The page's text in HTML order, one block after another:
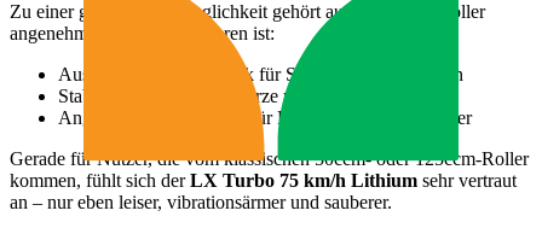
Zu einer guten Alltagstauglichkeit gehört auch, dass der Roller
angenehm und sicher zu fahren ist:
Ausgewogenes Fahrwerk für Stadt- und Landstraßen
Stabile Straßenlage für kurze und mittlere Distanzen
Angenehme Sitzposition für Pendler und Alltagsfahrer
Gerade für Nutzer, die vom klassischen 50ccm- oder 125ccm-Roller
kommen, fühlt sich derLX Turbo 75 km/h Lithium sehr vertraut
an – nur eben leiser, vibrationsärmer und sauberer.